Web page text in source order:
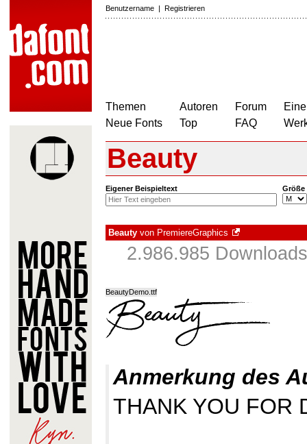
Benutzername | Registrieren
Themen
Neue Fonts
Autoren
Top
Forum
FAQ
Beauty
Eigener Beispieltext Größe
Beauty von PremiereGraphics
2.986.985
BeautyDemo.ttf
Anmerkung des
THANK YOU FOR